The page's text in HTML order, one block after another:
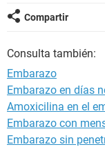
Compartir
Consulta también:
Embarazo
Embarazo en días
Amoxicilina en el
Embarazo con
Embarazo sin